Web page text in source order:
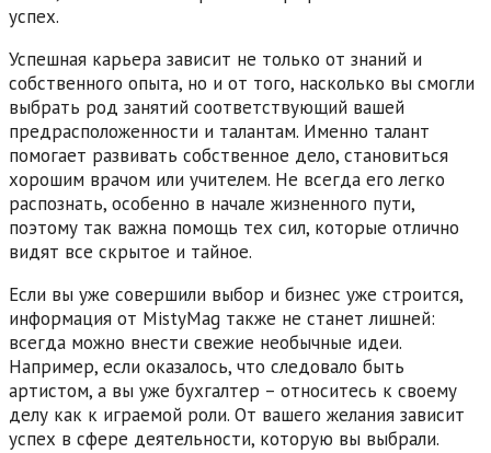
успех.
Успешная карьера зависит не только от знаний и
собственного опыта, но и от того, насколько вы смогли
выбрать род занятий соответствующий вашей
предрасположенности и талантам. Именно талант
помогает развивать собственное дело, становиться
хорошим врачом или учителем. Не всегда его легко
распознать, особенно в начале жизненного пути,
поэтому так важна помощь тех сил, которые отлично
видят все скрытое и тайное.
Если вы уже совершили выбор и бизнес уже строится,
информация от MistyMag также не станет лишней:
всегда можно внести свежие необычные идеи.
Например, если оказалось, что следовало быть
артистом, а вы уже бухгалтер – относитесь к своему
делу как к играемой роли. От вашего желания зависит
успех в сфере деятельности, которую вы выбрали.